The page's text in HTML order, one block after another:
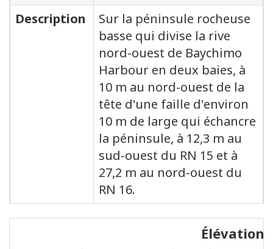
Description
Sur la péninsule rocheuse
basse qui divise la rive
nord-ouest de Baychimo
Harbour en deux baies, à
10 m au nord-ouest de la
tête d'une faille d'environ
10 m de large qui échancre
la péninsule, à 12,3 m au
sud-ouest du RN 15 et à
27,2 m au nord-ouest du
RN 16.
Élévations